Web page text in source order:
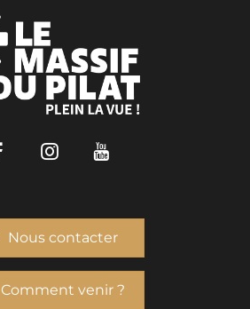
FacebookInstagram
Nous contacter
Comment venir ?